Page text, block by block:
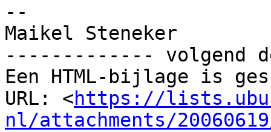
--
Maikel Steneker
------------- volgend
Een HTML-bijlage is
URL: <https://
nl/attachments/